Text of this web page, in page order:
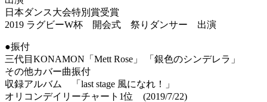
日本ダンス大会特別賞受賞
2019 ラグビーW杯 開会式 祭りダンサー 出演
●振付
三代目KONAMON「Mett Rose」 「銀色のシンデレラ」
その他カバー曲振付
収録アルバム 「last stage 風になれ！」
オリコンデイリーチャート1位 (2019/7/22)